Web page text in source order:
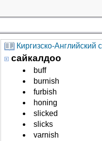
Киргизско-Английский
сайкалдоо
buff
burnish
furbish
honing
slicked
slicks
varnish